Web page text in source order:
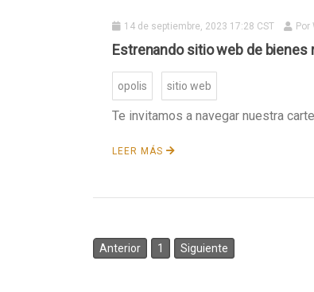
14 de septiembre, 2023 17:28 CST Por
Estrenando sitio web de bienes
opolis sitio web
Te invitamos a navegar nuestra
LEER MÁS
Anterior 1 Siguiente